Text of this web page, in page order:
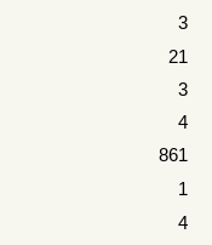
3
21
3
4
861
1
4